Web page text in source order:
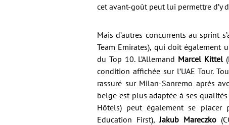
cet avant-goût peut lui permettre d’y
Mais d’autres concurrents au sprint
Team Emirates), qui doit également
du Top 10. L’Allemand Marcel Kittel
condition affichée sur l’UAE Tour.
rassuré sur Milan-Sanremo après
belge est plus adaptée à ses
Hôtels) peut également se placer
Education First),Jakub Mareczko